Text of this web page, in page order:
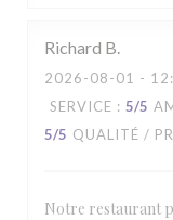
Richard B
2026-08-01 -
SERVICE : 5/5
5/5 QUALITÉ /
Notre restaurant